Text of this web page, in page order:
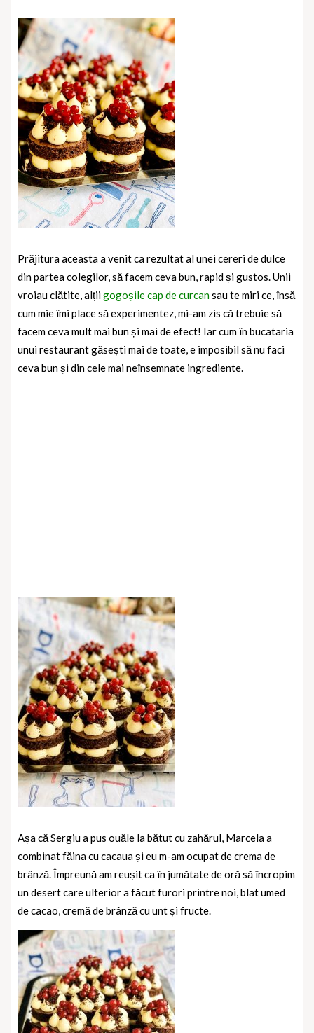
Prăjitura aceasta a venit ca rezultat al unei cereri de dulce
din partea colegilor, să facem ceva bun, rapid și gustos. Unii
vroiau clătite, alțiigogoșile cap de curcansau te miri ce, însă
cum mie îmi place să experimentez, mi-am zis că trebuie să
facem ceva mult mai bun și mai de efect! Iar cum în bucataria
unui restaurant găsești mai de toate, e imposibil să nu faci
ceva bun și din cele mai neînsemnate ingrediente.
Așa că Sergiu a pus ouăle la bătut cu zahărul, Marcela a
combinat făina cu cacaua și eu m-am ocupat de crema de
brânză. Împreună am reușit ca în jumătate de oră să încropim
un desert care ulterior a făcut furori printre noi, blat umed
de cacao, cremă de brânză cu unt și fructe.